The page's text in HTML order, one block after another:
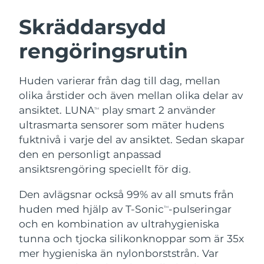
Skräddarsydd
rengöringsrutin
Huden varierar från dag till dag, mellan
olika årstider och även mellan olika delar av
ansiktet. LUNATM
play smart 2 använder
ultrasmarta sensorer som mäter hudens
fuktnivå i varje del av ansiktet. Sedan skapar
den en personligt anpassad
ansiktsrengöring speciellt för dig.
Den avlägsnar också 99% av all smuts från
huden med hjälp av T-SonicTM-pulseringar
och en kombination av ultrahygieniska
tunna och tjocka silikonknoppar som är 35x
mer hygieniska än nylonborststrån. Var
LUNA™ 4-paket
Anti-aging massage
LUNA™ 4 Plus
Massage, LED heating
LUNA™ 4 Men
For men, anti-aging massage
BEAR™ 2-paket
Microcurrent toning
BEAR™ 2 go
Microcurrent toning on-the-go
BEAR™ 2 eyes & lips
Microcurrent line smoothing device
Återfuktning
UFO™ 3-paket
Deep facial hydration
UFO™ 3 LED
Near-infrared and red light therapy
device
Munvård
issa™ 4
Hybrid silicone sonic toothbrush
issa™ 4 plus
Smart hybrid silicone sonic toothbrush
FAQ™ ANTI-AGING-BEHANDLING
Anti-aging LED-behandlingar
NEW
Österrike Förväntad leverans
Bahrain Förväntad leverans
Belgien
Bermuda Förväntad leverans8/14/26
Bosnien och
Hercegovina
Förväntad leverans 8/11/26
Brunei Förväntad leverans
Bulgarien Förväntad leverans8/8/26
Kanada Förväntad leverans8/12/26
Chile Förväntad leverans8/12/26